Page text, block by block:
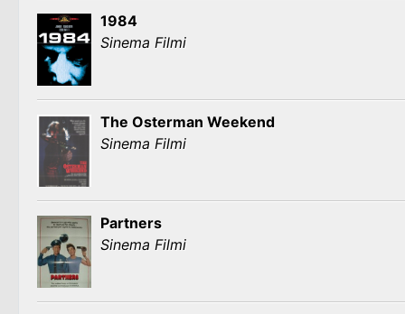
1984
Sinema Filmi
The Osterman Weekend
Sinema Filmi
Partners
Sinema Filmi